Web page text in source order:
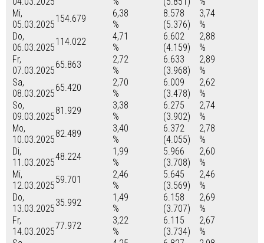
Mi,
05.03.2025
154.679
6,38
%
8.578
(5.376)
3,74
%
Do,
06.03.2025
114.022
4,71
%
6.602
(4.159)
2,88
%
Fr,
07.03.2025
65.863
2,72
%
6.633
(3.968)
2,89
%
Sa,
08.03.2025
65.420
2,70
%
6.009
(3.478)
2,62
%
So,
09.03.2025
81.929
3,38
%
6.275
(3.902)
2,74
%
Mo,
10.03.2025
82.489
3,40
%
6.372
(4.055)
2,78
%
Di,
11.03.2025
48.224
1,99
%
5.966
(3.708)
2,60
%
Mi,
12.03.2025
59.701
2,46
%
5.645
(3.569)
2,46
%
Do,
13.03.2025
35.992
1,49
%
6.158
(3.707)
2,69
%
Fr,
14.03.2025
77.972
3,22
%
6.115
(3.734)
2,67
%